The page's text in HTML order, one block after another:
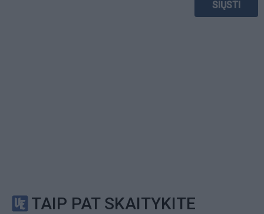
TAIP PAT SKAITYKITE